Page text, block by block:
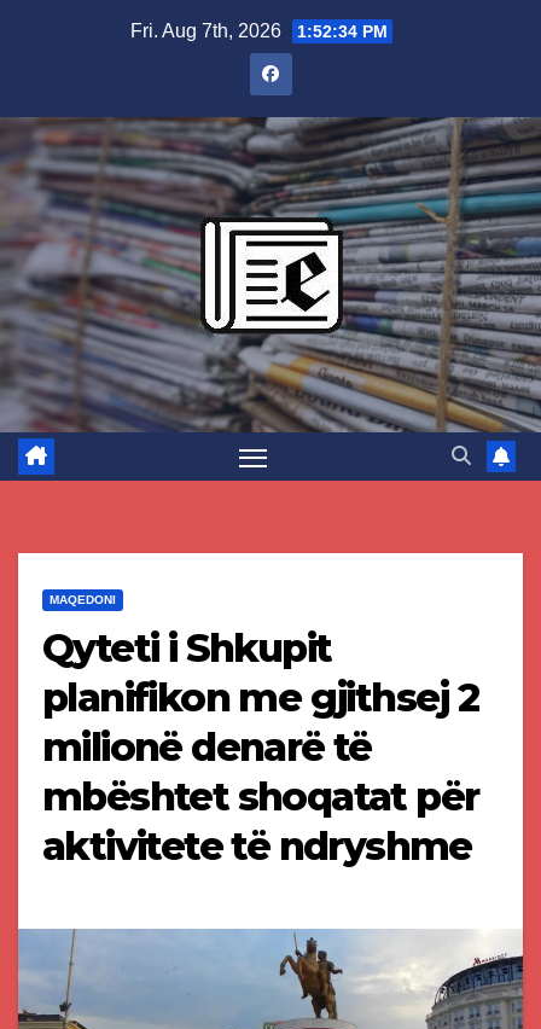
Fri. Aug 7th, 2026 1:52:35 PM
MAQEDONI
Qyteti i Shkupit
planifikon me gjithsej 2
milionë denarë të
mbështet shoqatat për
aktivitete të ndryshme